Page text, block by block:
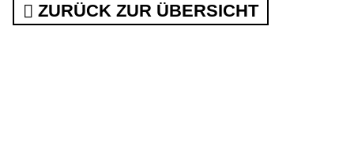
ZURÜCK ZUR ÜBERSICHT